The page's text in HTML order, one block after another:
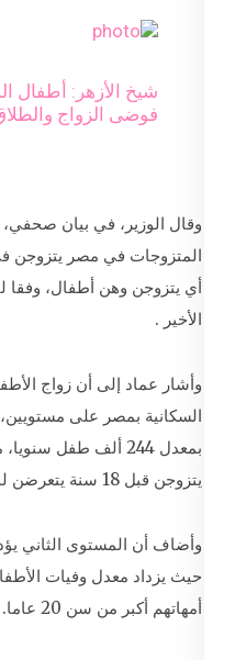
شيخ الأزهر: أطفال
فوضى الزواج
أي يتزوجن وهن أطفال، وفقا
الأخير .
وأشار عماد إلى أن زواج
السكانية بمصر على مستويين،
يتزوجن قبل 18 سنة يتعرضن لمخاطر الحمل والولادة .
وأضاف أن المستوى الثاني
أمهاتهم أكبر من سن 20 عاما.